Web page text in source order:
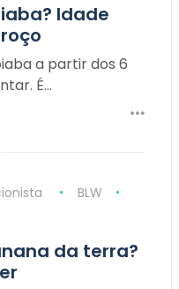
Idade
a partir dos 6
É…
BLW
da terra?